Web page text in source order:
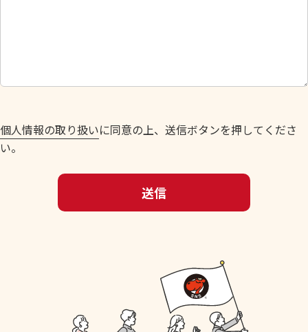
だ
い
。
個人情報の取り扱いに同意の上、送信ボタンを押してくださ
い。